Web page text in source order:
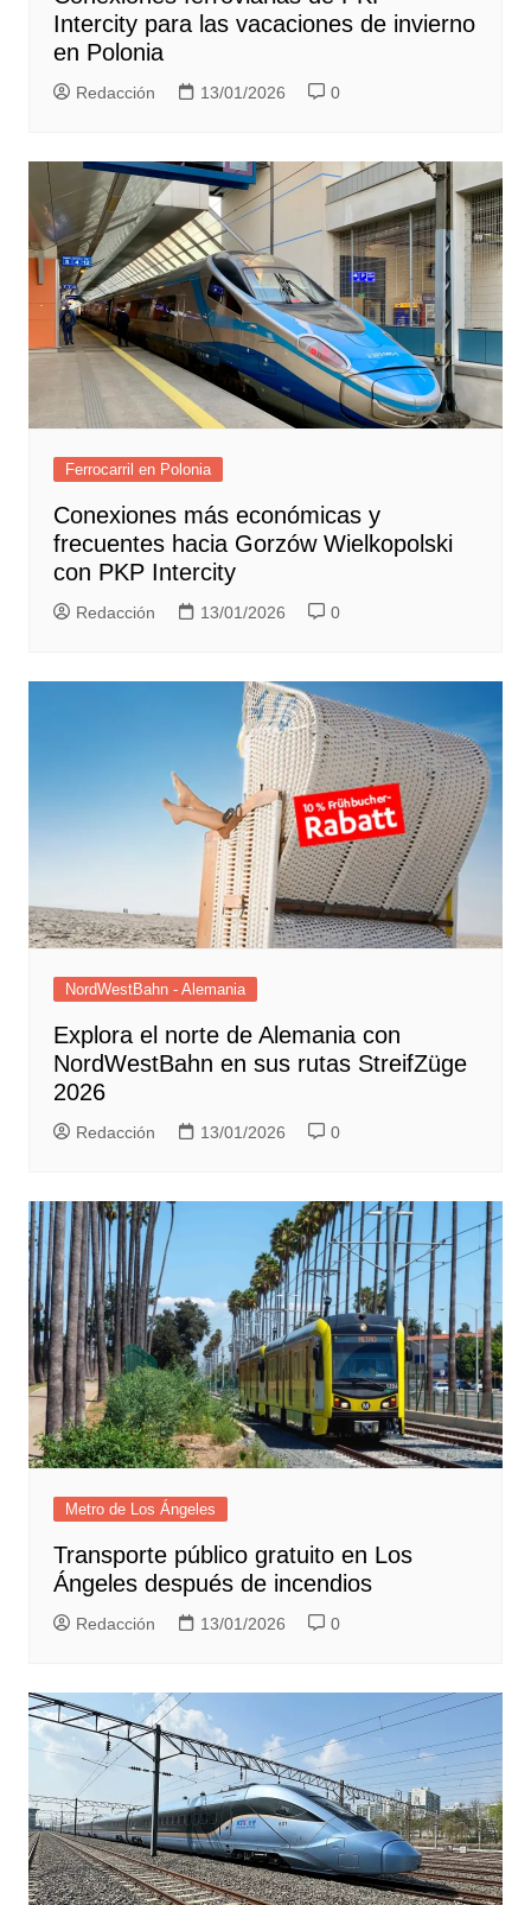
Intercity para las vacaciones de invierno
en Polonia
Redacción 13/01/2026 0
Ferrocarril en Polonia
Conexiones más económicas y
frecuentes hacia Gorzów Wielkopolski
con PKP Intercity
Redacción 13/01/2026 0
NordWestBahn - Alemania
Explora el norte de Alemania con
NordWestBahn en sus rutas StreifZüge
2026
Redacción 13/01/2026 0
Metro de Los Ángeles
Transporte público gratuito en Los
Ángeles después de incendios
Redacción 13/01/2026 0